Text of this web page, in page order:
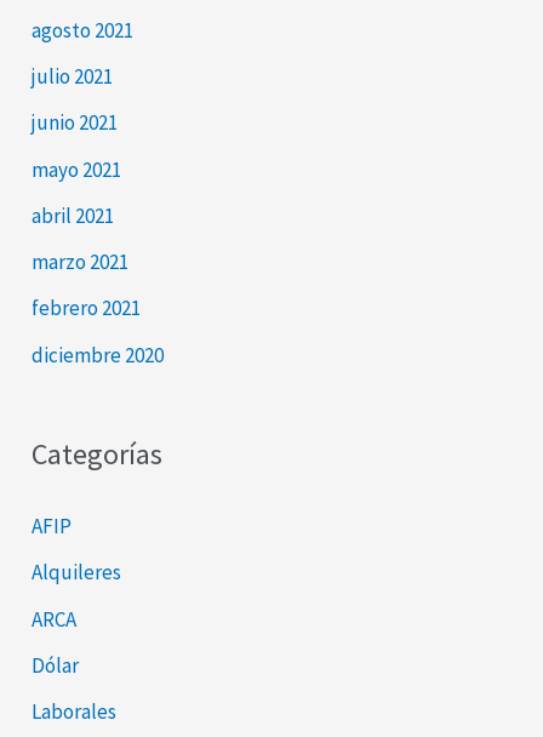
agosto 2021
julio 2021
junio 2021
mayo 2021
abril 2021
marzo 2021
febrero 2021
diciembre 2020
Categorías
AFIP
Alquileres
ARCA
Dólar
Laborales